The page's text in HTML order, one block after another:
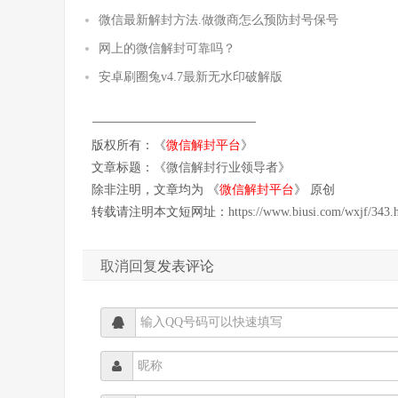
微信最新解封方法.做微商怎么预防封号保号
网上的微信解封可靠吗？
安卓刷圈兔v4.7最新无水印破解版
版权所有：《微信解封平台》
文章标题：《微信解封行业领导者》
除非注明，文章均为 《微信解封平台》 原创
转载请注明本文短网址： https://www.biusi.com/wxjf/
取消回复发表评论